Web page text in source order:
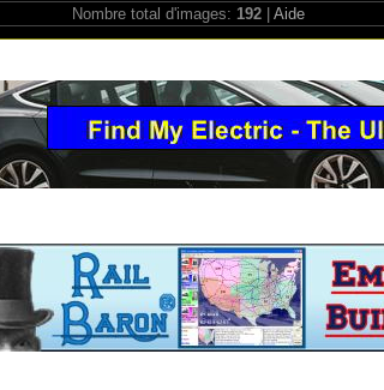
Nombre total d'images: 192 Aide